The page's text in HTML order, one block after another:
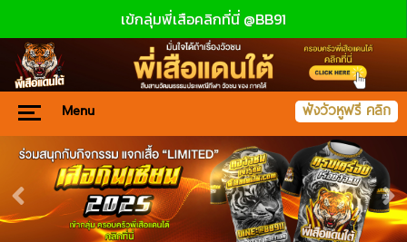
เข้กลุ่มพี่เสือคลิกที่นี่ @BB91
Menu ฟังวัวหูฟรี คลิก